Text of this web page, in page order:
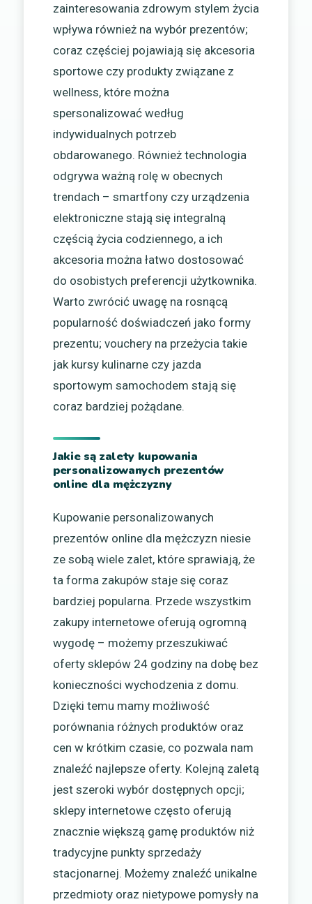
zainteresowania zdrowym stylem życia
wpływa również na wybór prezentów;
coraz częściej pojawiają się akcesoria
sportowe czy produkty związane z
wellness, które można
spersonalizować według
indywidualnych potrzeb
obdarowanego. Również technologia
odgrywa ważną rolę w obecnych
trendach – smartfony czy urządzenia
elektroniczne stają się integralną
częścią życia codziennego, a ich
akcesoria można łatwo dostosować
do osobistych preferencji użytkownika.
Warto zwrócić uwagę na rosnącą
popularność doświadczeń jako formy
prezentu; vouchery na przeżycia takie
jak kursy kulinarne czy jazda
sportowym samochodem stają się
coraz bardziej pożądane.
Jakie są zalety kupowania
personalizowanych prezentów
online dla mężczyzny
Kupowanie personalizowanych
prezentów online dla mężczyzn niesie
ze sobą wiele zalet, które sprawiają, że
ta forma zakupów staje się coraz
bardziej popularna. Przede wszystkim
zakupy internetowe oferują ogromną
wygodę – możemy przeszukiwać
oferty sklepów 24 godziny na dobę bez
konieczności wychodzenia z domu.
Dzięki temu mamy możliwość
porównania różnych produktów oraz
cen w krótkim czasie, co pozwala nam
znaleźć najlepsze oferty. Kolejną zaletą
jest szeroki wybór dostępnych opcji;
sklepy internetowe często oferują
znacznie większą gamę produktów niż
tradycyjne punkty sprzedaży
stacjonarnej. Możemy znaleźć unikalne
przedmioty oraz nietypowe pomysły na